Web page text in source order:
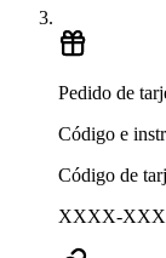
Pedido de
Código e
Código de
XXXX-